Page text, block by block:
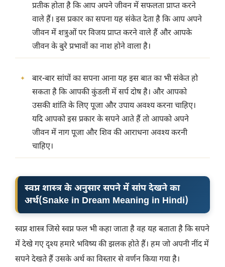
प्रतीक होता है कि आप अपने जीवन में सफलता प्राप्त करने
वाले हैं। इस प्रकार का सपना यह संकेत देता है कि आप अपने
जीवन में शत्रुओं पर विजय प्राप्त करने वाले हैं और आपके
जीवन के बुरे प्रभावों का नाश होने वाला है।
बार-बार सांपों का सपना आना यह इस बात का भी संकेत हो
सकता है कि आपकी कुंडली में सर्प दोष है। और आपको
उसकी शांति के लिए पूजा और उपाय अवश्य करना चाहिए।
यदि आपको इस प्रकार के सपने आते हैं तो आपको अपने
जीवन में नाग पूजा और शिव की आराधना अवश्य करनी
चाहिए।
स्वप्न शास्त्र के अनुसार सपने में सांप देखने का
अर्थ(Snake in Dream Meaning in Hindi)
स्वप्न शास्त्र जिसे स्वप्न फल भी कहा जाता है वह यह बताता है कि सपने
में देखे गए दृश्य हमारे भविष्य की झलक होते हैं। हम जो अपनी नींद में
सपने देखते हैं उसके अर्थ का विस्तार से वर्णन किया गया है।